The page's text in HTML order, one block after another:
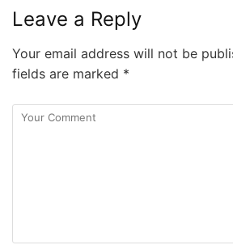
Leave a Reply
Your email address will not be
fields are marked *